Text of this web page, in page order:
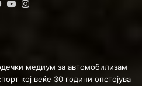
Facebook
YouTube
медиум за автомобилизам
кој веќе 30 години опстојува